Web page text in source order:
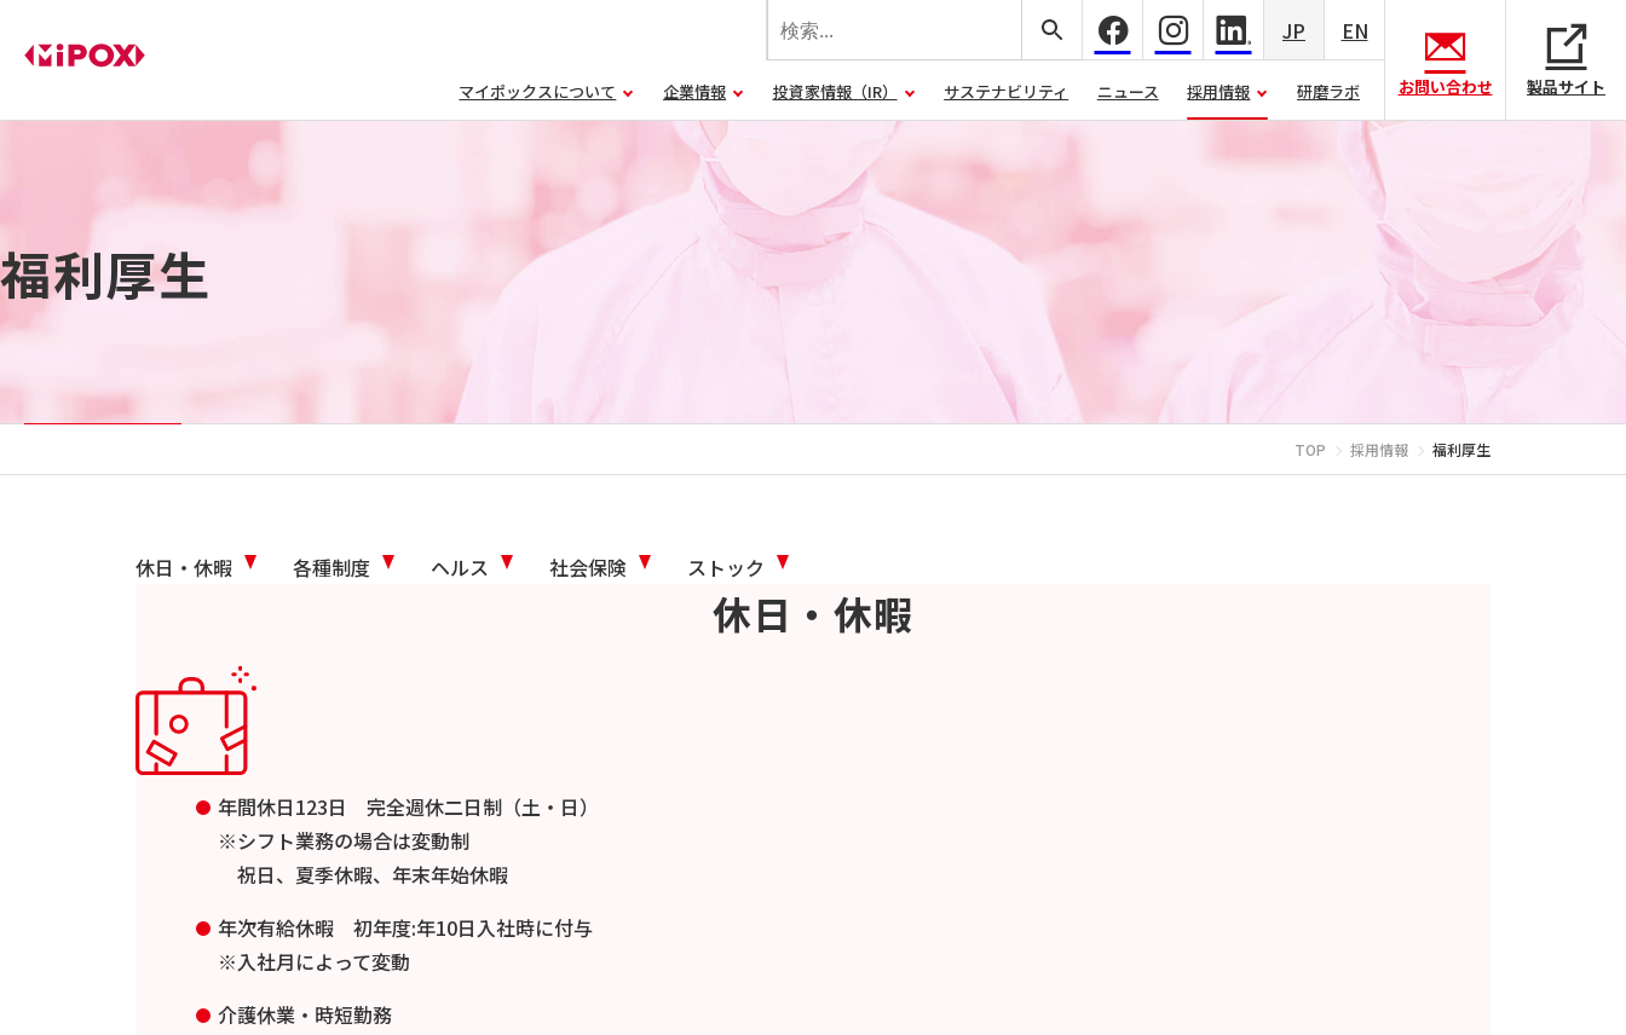
お問い合わせ 製品サイト
マイポックスについて 企業情報 投資家情報（IR） サステナビリティ ニュース 採用情報 研磨ラボ
JP EN
福利厚生
TOP 採用情報 福利厚生
休日・休暇 各種制度 ヘルス 社会保険 ストック
休日・休暇
年間休日123日 完全週休二日制（土・日）
※シフト業務の場合は変動制
祝日、夏季休暇、年末年始休暇
年次有給休暇 初年度:年10日入社時に付与
※入社月によって変動
介護休業・時短勤務